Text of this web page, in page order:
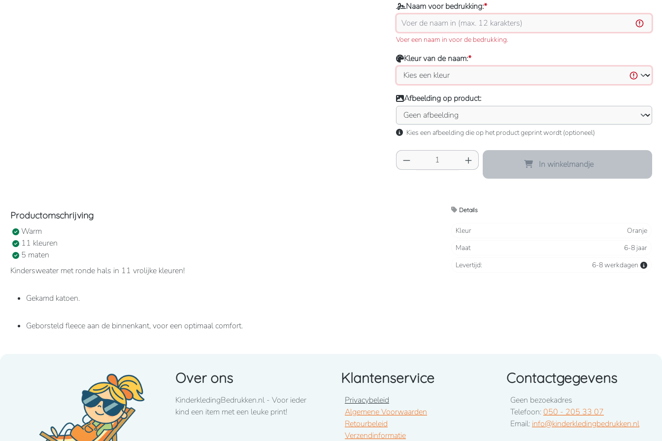
Naam voor bedrukking:*
Voer een naam in voor de bedrukking.
Kleur van de naam:*
Afbeelding op product:
Kies een afbeelding die op het product geprint wordt (optioneel)
Producthoeveelheid: Voer de gewenste
In winkelmandje
Productomschrijving
Warm
11 kleuren
5 maten
Kindersweater met ronde hals in 11 vrolijke kleuren!
Gekamd katoen.
Geborsteld fleece aan de binnenkant, voor een optimaal comfort.
80% katoen / 20% polyester
Details
Kleur
Oranje
Maat
6-8 jaar
Levertijd:
6-8 werkdagen
Over ons
KinderkledingBedrukken.nl - Voor ieder
kind een item met een leuke print!
Klantenservice
Privacybeleid
Algemene Voorwaarden
Retourbeleid
Verzendinformatie
Contactgegevens
Geen bezoekadres
Telefoon: 050 - 205 33 07
Email: info@kinderkledingbedrukken.nl